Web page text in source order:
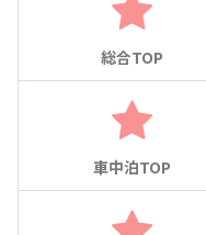
総合TOP
車中泊TOP